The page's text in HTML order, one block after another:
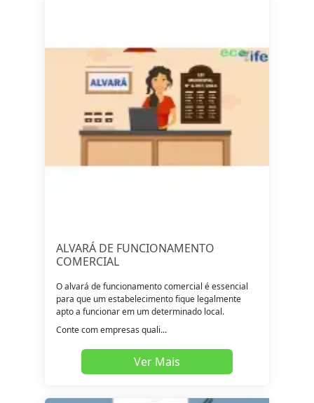
ALVARÁ DE FUNCIONAMENTO
COMERCIAL
O alvará de funcionamento comercial é essencial
para que um estabelecimento fique legalmente
apto a funcionar em um determinado local.
Conte com empresas quali...
Ver Mais